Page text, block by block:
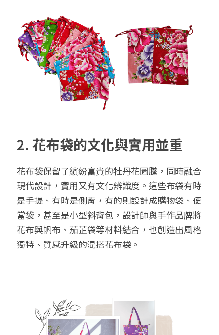
➢台灣茄芷袋
➢台灣CORDURA®尼龍布包
➢好神Q版神明公仔
2. 花布袋的文化與實用並重
花布袋保留了繽紛富貴的牡丹花圖騰，同時融合
現代設計，實用又有文化辨識度。這些布袋有時
是手提、有時是側背，有的則設計成購物袋、便
當袋，甚至是小型斜背包，設計師與手作品牌將
花布與帆布、茄芷袋等材料結合，也創造出風格
獨特、質感升級的混搭花布袋。